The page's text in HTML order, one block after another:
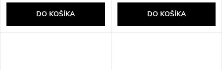
DO KOŠÍKA DO KOŠÍKA
Send